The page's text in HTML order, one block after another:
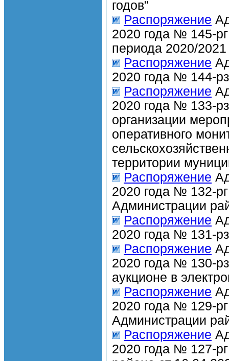
годов"
Распоряжение
2020 года № 145-
периода 2020/2021
Распоряжение
2020 года № 144-
Распоряжение
2020 года № 133-
организации
оперативного
территории
Распоряжение
2020 года № 132-
Администрации
Распоряжение
2020 года № 131-
Распоряжение
2020 года № 130-
аукционе в
Распоряжение
2020 года № 129-
Администрации
Распоряжение
2020 года № 127-